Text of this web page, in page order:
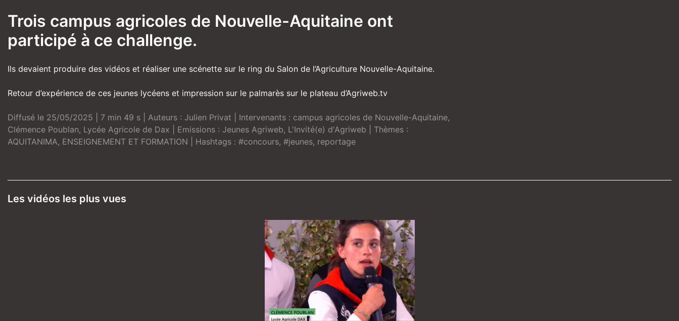
Trois campus agricoles de Nouvelle-Aquitaine ont
participé à ce challenge.
Ils devaient produire des vidéos et réaliser une scénette sur le ring du Salon de l’Agriculture Nouvelle-Aquitaine.
Retour d’expérience de ces jeunes lycéens et impression sur le palmarès sur le plateau d’Agriweb.tv
Diffusé le 25/05/2025 | 7 min 49 s | Auteurs : Julien Privat | Intervenants : campus agricoles de Nouvelle-Aquitaine,
Clémence Poublan, Lycée Agricole de Dax | Emissions : Jeunes Agriweb, L'Invité(e) d'Agriweb | Thèmes :
AQUITANIMA, ENSEIGNEMENT ET FORMATION | Hashtags : #concours, #jeunes, reportage
Les vidéos les plus vues